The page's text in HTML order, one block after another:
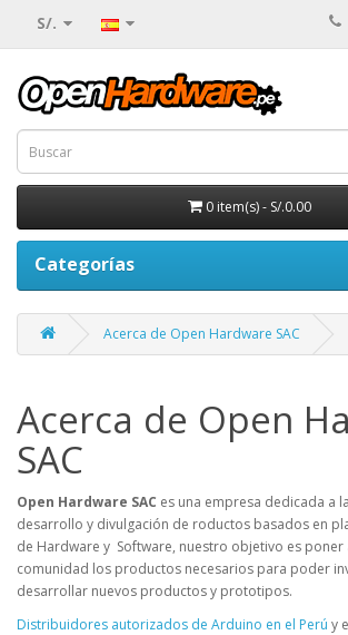
S/.
0 item(s) - S/.0.00
Categorías
Acerca de Open Hardware SAC
Acerca de Open
SAC
Open Hardware SAC es una empresa dedicada a
desarrollo y divulgación de roductos basados en
de Hardware y Software, nuestro objetivo es poner
comunidad los productos necesarios para poder
desarrollar nuevos productos y prototipos.
Distribuidores autorizados de Arduino en el Perú y